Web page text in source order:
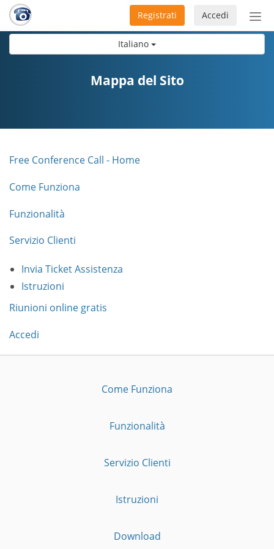
Italiano
Accedi
Registrati
Mappa del Sito
Free Conference Call - Home
Come Funziona
Funzionalità
Servizio Clienti
Invia Ticket Assistenza
Istruzioni
Riunioni online gratis
Accedi
Come Funziona
Funzionalità
Servizio Clienti
Istruzioni
Download